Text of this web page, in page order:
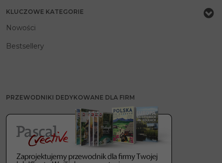
KLUCZOWE KATEGORIE
Nowości
Bestsellery
PRZEWODNIKI DEDYKOWANE DLA FIRM